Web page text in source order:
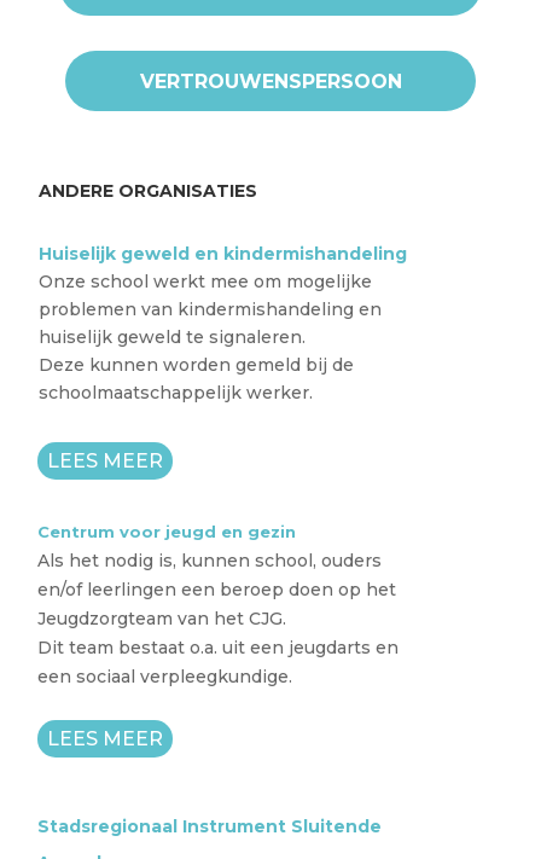
VERTROUWENSPERSOON
ANDERE ORGANISATIES
Huiselijk geweld en kindermishandeling
Onze school werkt mee om mogelijke
problemen van kindermishandeling en
huiselijk geweld te signaleren.
Deze kunnen worden gemeld bij de
schoolmaatschappelijk werker.
LEES MEER
Centrum voor jeugd en gezin
Als het nodig is, kunnen school, ouders
en/of leerlingen een beroep doen op het
Jeugdzorgteam van het CJG.
Dit team bestaat o.a. uit een jeugdarts en
een sociaal verpleegkundige.
LEES MEER
Stadsregionaal Instrument Sluitende